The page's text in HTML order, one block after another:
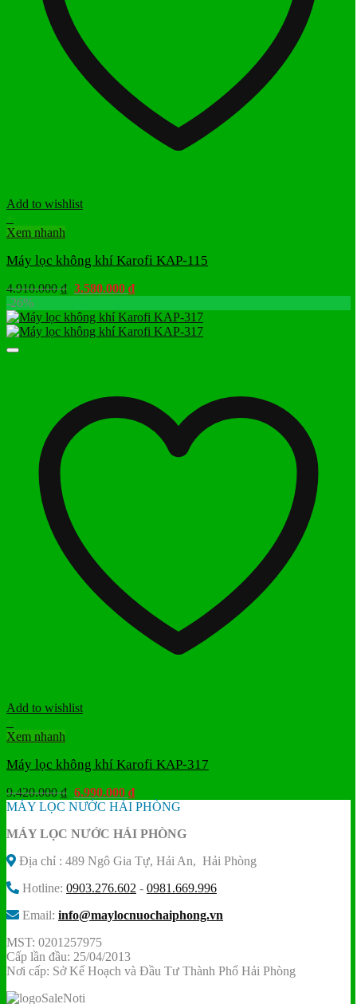
Add to wishlist
+
Xem nhanh
Máy lọc không khí Karofi KAP-115
4.910.000₫ Giá
là:
4.910.000 ₫.
3.580.000 ₫Giá
tại
là:
-26%
Add to wishlist
+
Xem nhanh
Máy lọc không khí Karofi KAP-317
9.420.000₫ Giá
gốc
9.420.000 ₫.
6.990.000 ₫Giá
hiện
là:
MÁY LỌC NƯỚC HẢI PHÒNG
MÁY LỌC NƯỚC HẢI PHÒNG
Địa chỉ : 489 Ngô Gia Tự, Hải An, Hải Phòng
Hotline: 0903.276.602 - 0981.669.996
Email: info@maylocnuochaiphong.vn
MST: 0201257975
Cấp lần đầu: 25/04/2013
Nơi cấp: Sở Kế Hoạch và Đầu Tư Thành Phố Hải Phòng